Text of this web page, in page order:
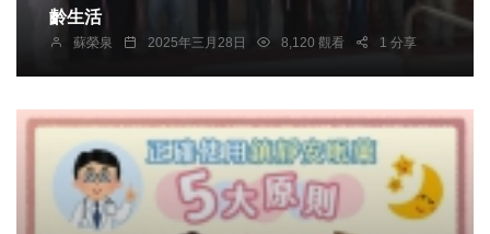
齡生活
蘇榮泉 2025年三月28日 8,120 觀看 1 分享